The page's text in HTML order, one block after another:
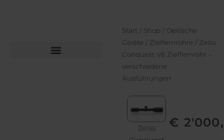
Start / Shop / Optische
Geräte / Zielfernrohre / Zeiss
Conquest V6 Zielfernrohr –
verschiedene
Ausführungen
Zeiss
Zeiss
€